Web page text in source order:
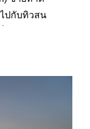
ปกับทิวสน